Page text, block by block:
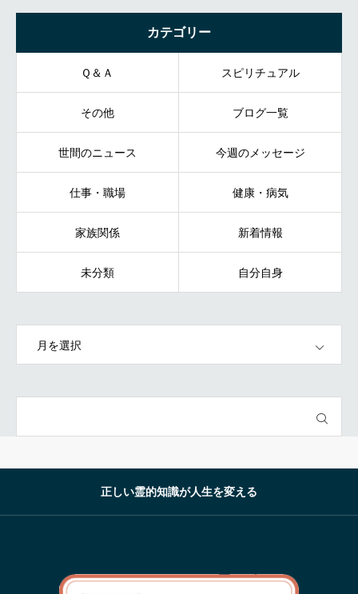
カテゴリー
Ｑ＆Ａ スピリチュアル
その他 ブログ一覧
世間のニュース 今週のメッセージ
仕事・職場 健康・病気
家族関係 新着情報
未分類 自分自身
正しい霊的知識が人生を変える